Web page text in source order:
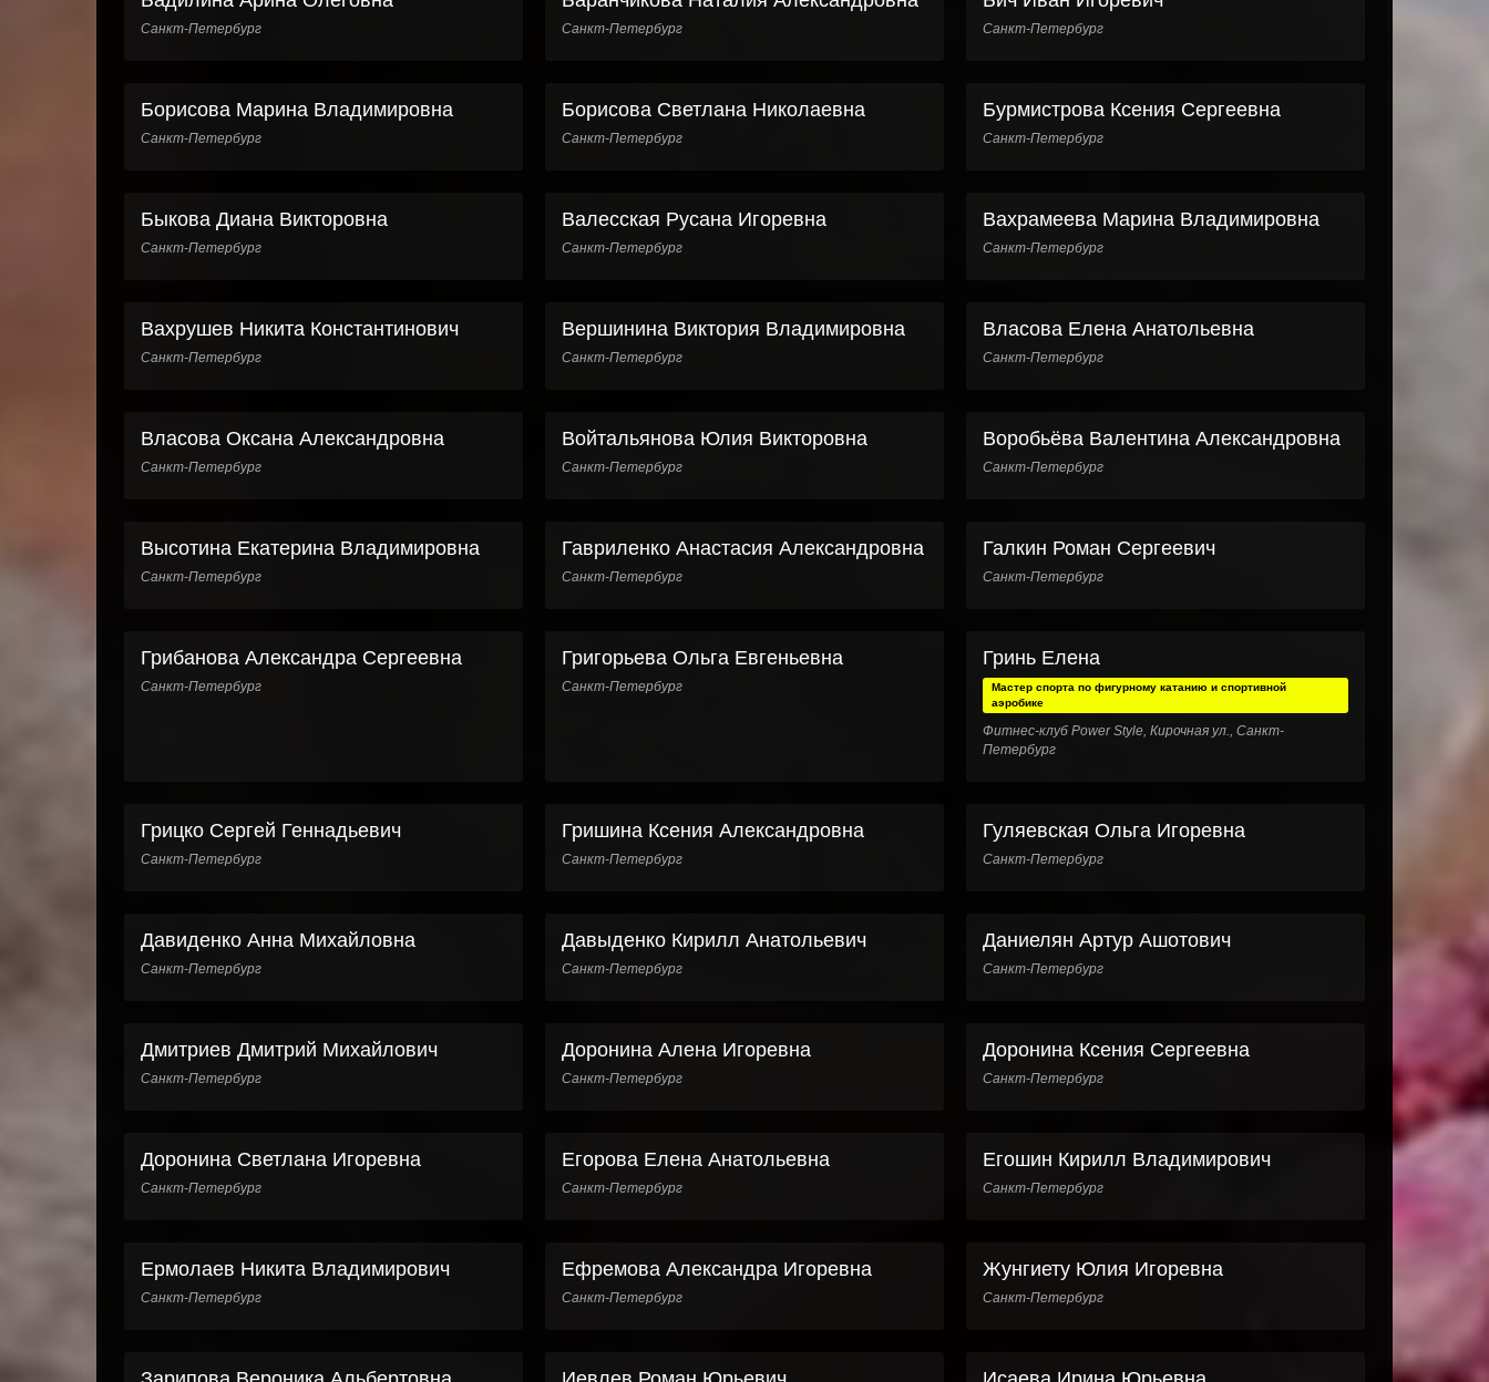
Санкт-Петербург Санкт-Петербург Санкт-Петербург
Борисова Марина Владимировна
Санкт-Петербург
Борисова Светлана Николаевна
Санкт-Петербург
Бурмистрова Ксения Сергеевна
Санкт-Петербург
Быкова Диана Викторовна
Санкт-Петербург
Валесская Русана Игоревна
Санкт-Петербург
Вахрамеева Марина Владимировна
Санкт-Петербург
Вахрушев Никита Константинович
Санкт-Петербург
Вершинина Виктория Владимировна
Санкт-Петербург
Власова Елена Анатольевна
Санкт-Петербург
Власова Оксана Александровна
Санкт-Петербург
Войтальянова Юлия Викторовна
Санкт-Петербург
Воробьёва Валентина Александровна
Санкт-Петербург
Высотина Екатерина Владимировна
Санкт-Петербург
Гавриленко Анастасия Александровна
Санкт-Петербург
Галкин Роман Сергеевич
Санкт-Петербург
Грибанова Александра Сергеевна
Санкт-Петербург
Григорьева Ольга Евгеньевна
Санкт-Петербург
Гринь Елена
Мастер спорта по фигурному катанию и спортивной
аэробике
Фитнес-клуб Power Style, Кирочная ул., Санкт-
Петербург
Грицко Сергей Геннадьевич
Санкт-Петербург
Гришина Ксения Александровна
Санкт-Петербург
Гуляевская Ольга Игоревна
Санкт-Петербург
Давиденко Анна Михайловна
Санкт-Петербург
Давыденко Кирилл Анатольевич
Санкт-Петербург
Даниелян Артур Ашотович
Санкт-Петербург
Дмитриев Дмитрий Михайлович
Санкт-Петербург
Доронина Алена Игоревна
Санкт-Петербург
Доронина Ксения Сергеевна
Санкт-Петербург
Доронина Светлана Игоревна
Санкт-Петербург
Егорова Елена Анатольевна
Санкт-Петербург
Егошин Кирилл Владимирович
Санкт-Петербург
Ермолаев Никита Владимирович
Санкт-Петербург
Ефремова Александра Игоревна
Санкт-Петербург
Жунгиету Юлия Игоревна
Санкт-Петербург